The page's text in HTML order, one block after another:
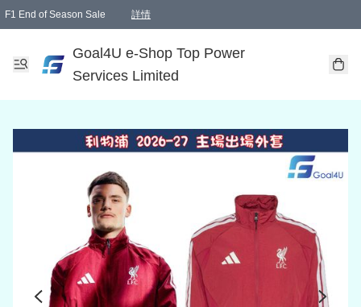
F1 End of Season Sale 詳情
Goal4U e-Shop Top Power
Services Limited